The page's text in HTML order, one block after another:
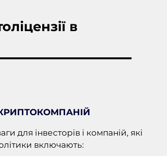
в
для інвесторів і компаній, які
включають: